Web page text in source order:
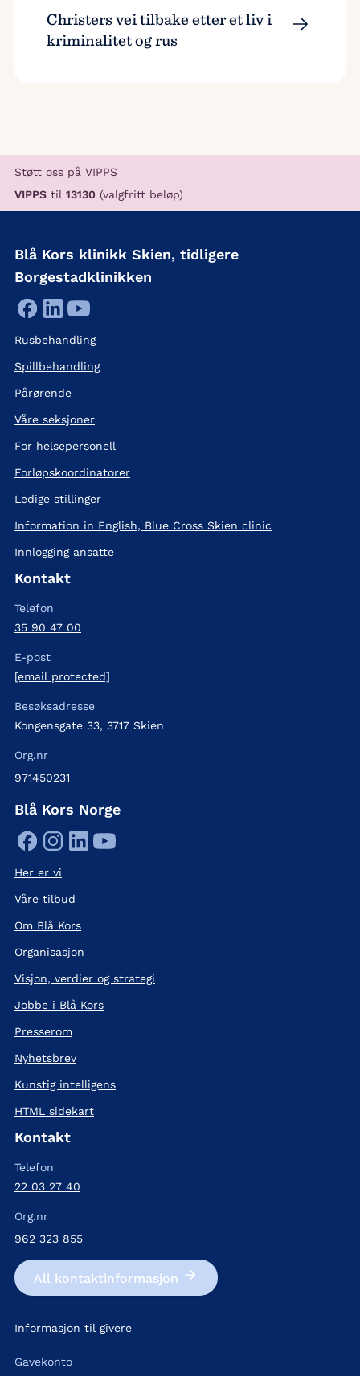
Christers vei tilbake etter et liv i
kriminalitet og rus
Støtt oss på VIPPS
VIPPS til 13130 (valgfritt beløp)
Blå Kors klinikk Skien, tidligere
Borgestadklinikken
Rusbehandling
Spillbehandling
Pårørende
Våre seksjoner
For helsepersonell
Forløpskoordinatorer
Ledige stillinger
Information in English, Blue Cross Skien clinic
Innlogging ansatte
Kontakt
Telefon
35 90 47 00
E-post
[email protected]
Besøksadresse
Kongensgate 33, 3717 Skien
Org.nr
971450231
Blå Kors Norge
Her er vi
Våre tilbud
Om Blå Kors
Organisasjon
Visjon, verdier og strategi
Jobbe i Blå Kors
Presserom
Nyhetsbrev
Kunstig intelligens
HTML sidekart
Kontakt
Telefon
22 03 27 40
Org.nr
962 323 855
All kontakt­informasjon
Informasjon til givere
Gavekonto